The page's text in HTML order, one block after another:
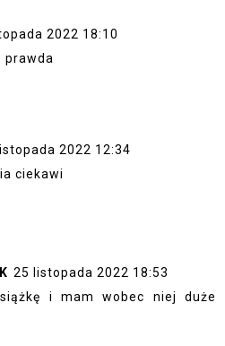
2022 18:10
prawda
2022 12:34
ciekawi
25 listopada 2022 18:53
i mam wobec niej duże